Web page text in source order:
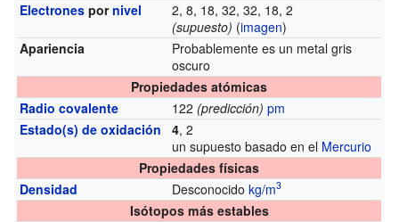
Electrones pornivel
2, 8, 18, 32, 32, 18, 2
(supuesto) (imagen)
Apariencia
Probablemente es un metal gris
oscuro
Propiedades atómicas
Radio covalente
122 (predicción) pm
Estado(s) de oxidación
4, 2
un supuesto basado en el Mercurio
Propiedades físicas
Densidad
Desconocidokg/m3
Isótopos más estables